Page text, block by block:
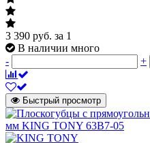
3 390 руб. за 1
В наличии много
-
+
Быстрый просмотр